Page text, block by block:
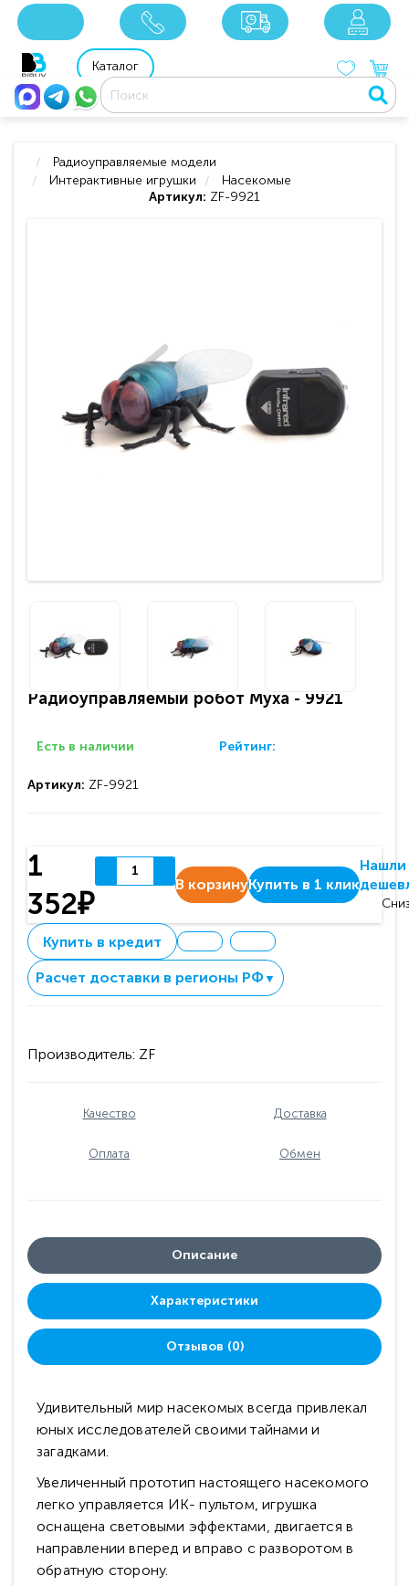
8 800 201 92 06
Каталог
Радиоуправляемые модели
Интерактивные игрушки
Насекомые
Артикул: ZF-9921
Радиоуправляемый робот Муха - 9921
Есть в наличии Рейтинг:
Артикул: ZF-9921
1
352₽
В корзинуКупить в 1 клик
Нашли
Купить в кредит
Расчет доставки в регионы РФ ▼
Производитель: ZF
Качество Доставка
Оплата Обмен
Описание
Характеристики
Отзывов (0)
Удивительный мир насекомых всегда привлекал
юных исследователей своими тайнами и
загадками.
Увеличенный прототип настоящего насекомого
легко управляется ИК- пультом, игрушка
оснащена световыми эффектами, двигается в
направлении вперед и вправо с разворотом в
обратную сторону.
xxx